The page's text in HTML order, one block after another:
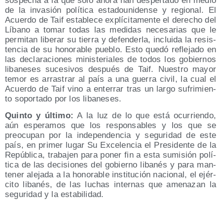
de la inva­sión polí­ti­ca esta­dou­ni­den­se y regio­nal. El
Acuer­do de Taif esta­ble­ce explí­ci­ta­men­te el dere­cho del
Líbano a tomar todas las medi­das nece­sa­rias que le
per­mi­tan libe­rar su tie­rra y defen­der­la, inclui­da la resis­
ten­cia de su hono­ra­ble pue­blo. Esto que­dó refle­ja­do en
las decla­ra­cio­nes minis­te­ria­les de todos los gobier­nos
liba­ne­ses suce­si­vos des­pués de Taif. Nues­tro mayor
temor es arras­trar al país a una gue­rra civil, la cual el
Acuer­do de Taif vino a ente­rrar tras un lar­go sufri­mien­
to sopor­ta­do por los libaneses.
Quin­to y últi­mo: A la luz de lo que está ocu­rrien­do,
aún espe­ra­mos que los res­pon­sa­bles y los que se
preo­cu­pan por la inde­pen­den­cia y segu­ri­dad de este
país, en pri­mer lugar Su Exce­len­cia el Pre­si­den­te de la
Repú­bli­ca, tra­ba­jen para poner fin a esta sumi­sión polí­
ti­ca de las deci­sio­nes del gobierno liba­nés y para man­
te­ner ale­ja­da a la hono­ra­ble ins­ti­tu­ción nacio­nal, el ejér­
ci­to liba­nés, de las luchas inter­nas que ame­na­zan la
segu­ri­dad y la estabilidad.